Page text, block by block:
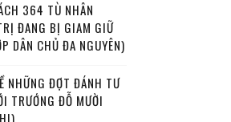
364 TÙ NHÂN
ĐANG BỊ GIAM GIỮ
DÂN CHỦ ĐA NGUYÊN)
NHỮNG ĐỢT ĐÁNH TƯ
TRƯỚNG ĐỖ MƯỜI